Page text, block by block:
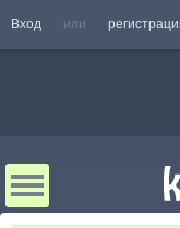
Вход или